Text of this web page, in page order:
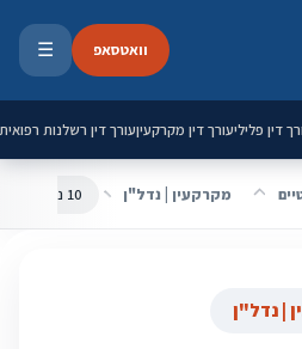
וואטסאפ ☰
דין פליליעורך דין מקרקעיןעורך דין רשלנות רפואית
מקרקעין | נדל"ן
| נדל"ן